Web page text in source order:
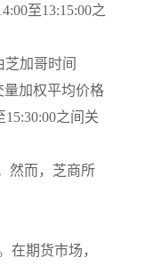
至13:15:00之
加哥时间
量加权平均价格
之间关
然而，芝商所
在期货市场，